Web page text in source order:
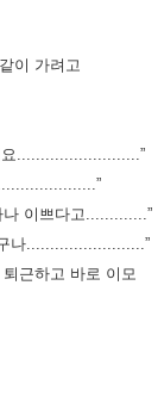
이 가려고
요..........................”
이쁘다고.............”
나.........................”
근하고 바로 이모